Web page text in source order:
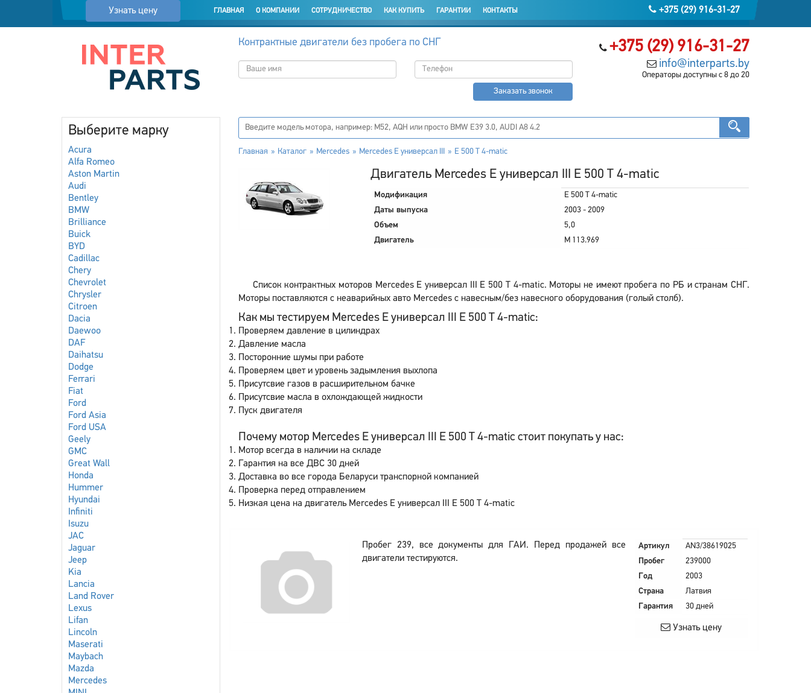
Узнать цену +375 (29) 916-31-27
ГЛАВНАЯ О КОМПАНИИ СОТРУДНИЧЕСТВО КАК КУПИТЬ ГАРАНТИИ КОНТАКТЫ
+375 (29) 916-31-27
info@interparts.by
Операторы доступны с 8 до 20
Контрактные двигатели без пробега по СНГ
Заказать звонок
Выберите марку
Acura
Alfa Romeo
Aston Martin
Audi
Bentley
BMW
Brilliance
Buick
BYD
Cadillac
Chery
Chevrolet
Chrysler
Citroen
Dacia
Daewoo
DAF
Daihatsu
Dodge
Ferrari
Fiat
Ford
Ford Asia
Ford USA
Geely
GMC
Great Wall
Honda
Hummer
Hyundai
Infiniti
Isuzu
JAC
Jaguar
Jeep
Kia
Lancia
Land Rover
Lexus
Lifan
Lincoln
Maserati
Maybach
Mazda
Mercedes
Главная Каталог Mercedes Mercedes E универсал III E 500 T 4-matic
Двигатель Mercedes E универсал III E 500 T 4-matic
Модификация
E 500 T 4-matic
Даты выпуска
2003 - 2009
Объем
5,0
Двигатель
M 113.969
Список контрактных моторов Mercedes E универсал III E 500 T 4-matic. Моторы не имеют пробега по РБ и странам СНГ.
Моторы поставляются с неаварийных авто Mercedes с навесным/без навесного оборудования (голый столб).
Как мы тестируем Mercedes E универсал III E 500 T 4-matic:
Проверяем давление в цилиндрах
Давление масла
Посторонние шумы при работе
Проверяем цвет и уровень задымления выхлопа
Присутсвие газов в расширительном бачке
Присутсвие масла в охлождающей жидкости
Пуск двигателя
Почему мотор Mercedes E универсал III E 500 T 4-matic стоит покупать у нас:
Мотор всегда в наличии на складе
Гарантия на все ДВС 30 дней
Доставка во все города Беларуси транспорной компанией
Проверка перед отправлением
Низкая цена на двигатель Mercedes E универсал III E 500 T 4-matic
Пробег 239, все документы для ГАИ. Перед продажей все
двигатели тестируются.
Артикул
AN3/38619025
Пробег
239000
Год
2003
Страна
Латвия
Гарантия
30 дней
Узнать цену